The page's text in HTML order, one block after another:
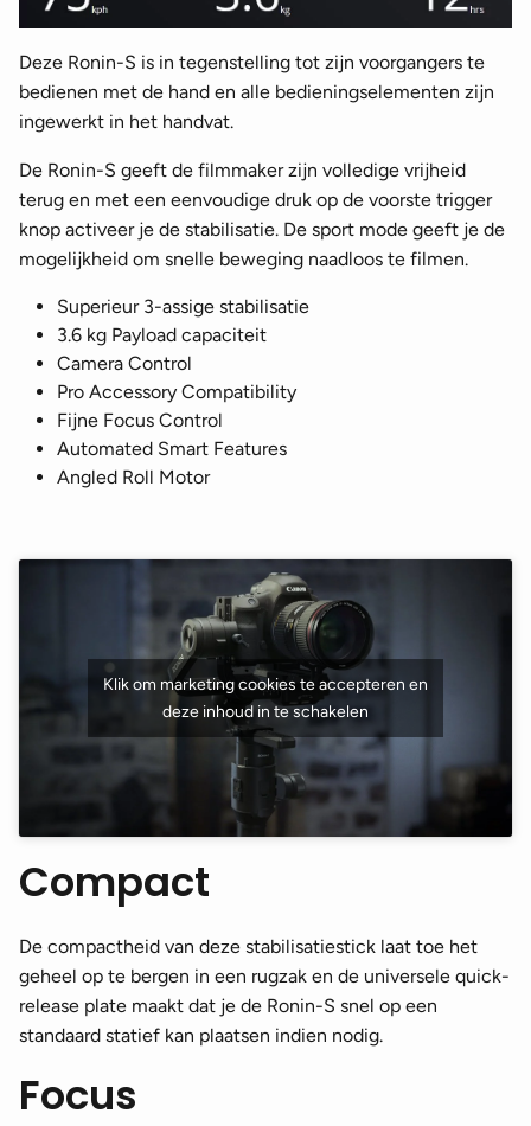
Deze Ronin-S is in tegenstelling tot zijn voorgangers te
bedienen met de hand en alle bedieningselementen zijn
ingewerkt in het handvat.
De Ronin-S geeft de filmmaker zijn volledige vrijheid
terug en met een eenvoudige druk op de voorste trigger
knop activeer je de stabilisatie. De sport mode geeft je de
mogelijkheid om snelle beweging naadloos te filmen.
Superieur 3-assige stabilisatie
3.6 kg Payload capaciteit
Camera Control
Pro Accessory Compatibility
Fijne Focus Control
Automated Smart Features
Angled Roll Motor
Klik om marketing cookies te accepteren en
deze inhoud in te schakelen
Compact
De compactheid van deze stabilisatiestick laat toe het
geheel op te bergen in een rugzak en de universele quick-
release plate maakt dat je de Ronin-S snel op een
standaard statief kan plaatsen indien nodig.
Focus